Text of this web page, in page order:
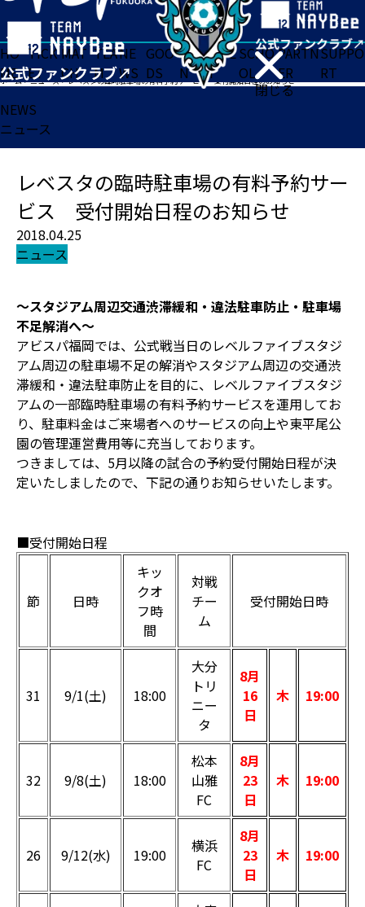
閉じる
HO
ME
TICK
ET
MAT
CH
TEA
M
NE
WS
GOO
DS
FA
N
ACADE
MY
SCHO
OL
PARTN
ER
SUPPO
RT
ホーム>ニュース>レベスタの臨時駐車場の有料予約サービス 受付開始日程のお知らせ
NEWS
ニュース
レベスタの臨時駐車場の有料予約サー
ビス 受付開始日程のお知らせ
2018.04.25
ニュース
～スタジアム周辺交通渋滞緩和・違法駐車防止・駐車場
不足解消へ～
アビスパ福岡では、公式戦当日のレベルファイブスタジ
アム周辺の駐車場不足の解消やスタジアム周辺の交通渋
滞緩和・違法駐車防止を目的に、レベルファイブスタジ
アムの一部臨時駐車場の有料予約サービスを運用してお
り、駐車料金はご来場者へのサービスの向上や東平尾公
園の管理運営費用等に充当しております。
つきましては、5月以降の試合の予約受付開始日程が決
定いたしましたので、下記の通りお知らせいたします。
■受付開始日程
節 日時
キッ
クオ
フ時
間
対戦
チー
ム
受付開始日時
31 9/1(土) 18:00
大分
トリ
ニー
タ
8月
16
日
木 19:00
32 9/8(土) 18:00
松本
山雅
FC
8月
23
日
木 19:00
26 9/12(水) 19:00
横浜
FC
8月
23
日
木 19:00